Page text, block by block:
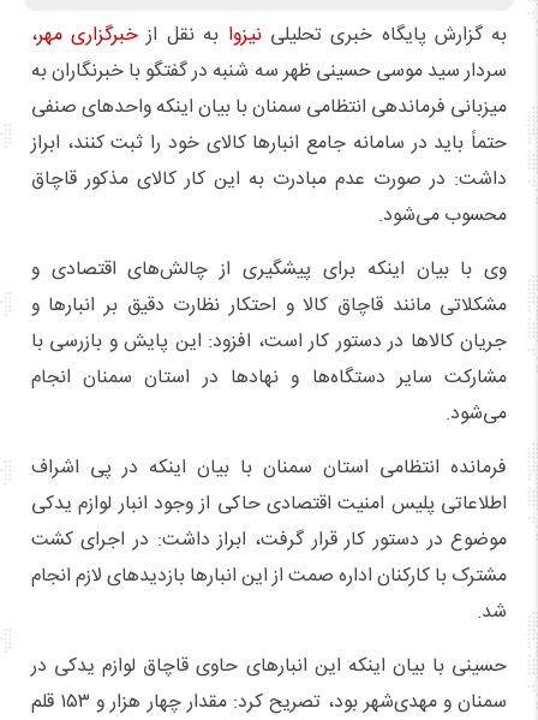
به گزارش پایگاه خبری تحلیلینیزوا به نقل از خبرگزاری مهر،
سردار سید موسی حسینی ظهر سه شنبه در گفتگو با خبرنگاران به
میزبانی فرماندهی انتظامی سمنان با بیان اینکه واحدهای صنفی
حتماً باید در سامانه جامع انبارها کالای خود را ثبت کنند، ابراز
داشت: در صورت عدم مبادرت به این کار کالای مذکور قاچاق
محسوب می‌شود.
وی با بیان اینکه برای پیشگیری از چالش‌های اقتصادی و
مشکلاتی مانند قاچاق کالا و احتکار نظارت دقیق بر انبارها و
جریان کالاها در دستور کار است، افزود: این پایش و بازرسی با
مشارکت سایر دستگاه‌ها و نهادها در استان سمنان انجام
می‌شود.
فرمانده انتظامی استان سمنان با بیان اینکه در پی اشراف
اطلاعاتی پلیس امنیت اقتصادی حاکی از وجود انبار لوازم یدکی
موضوع در دستور کار قرار گرفت، ابراز داشت: در اجرای کشت
مشترک با کارکنان اداره صمت از این انبارها بازدیدهای لازم انجام
شد.
حسینی با بیان اینکه این انبارهای حاوی قاچاق لوازم یدکی در
سمنان و مهدی‌شهر بود، تصریح کرد: مقدار چهار هزار و ۱۵۳ قلم